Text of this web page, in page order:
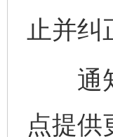
止并纠
通知
点提供